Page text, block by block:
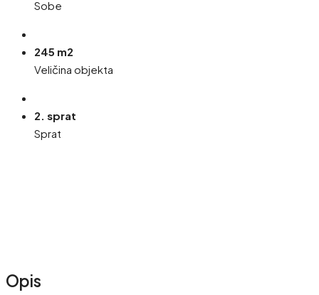
Sobe
245 m2
Veličina objekta
2. sprat
Sprat
Opis